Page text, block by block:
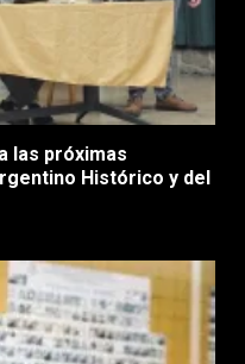
las próximas
Histórico y del